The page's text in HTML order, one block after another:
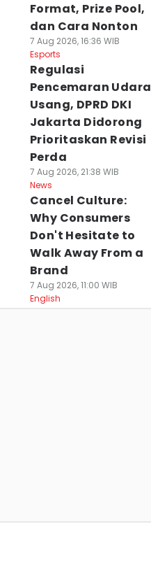
Format, Prize Pool,
dan Cara Nonton
7 Aug 2026, 16:36 WIB
Esports
Regulasi
Pencemaran Udara
Usang, DPRD DKI
Jakarta Didorong
Prioritaskan Revisi
Perda
7 Aug 2026, 21:38 WIB
News
Cancel Culture:
Why Consumers
Don't Hesitate to
Walk Away From a
Brand
7 Aug 2026, 11:00 WIB
English